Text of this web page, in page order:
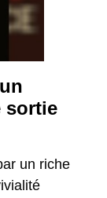
sortie
un riche